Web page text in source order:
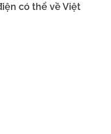
có thể về Việt